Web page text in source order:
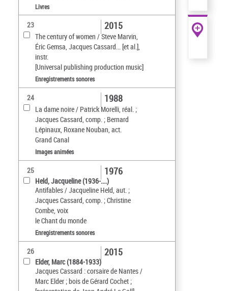
Livres
23
The century of women / Steve Marvin,
Éric Gemsa, Jacques Cassard... [et al.],
instr.
[Universal publishing production music]
2015
Enregistrements sonores
24
La dame noire / Patrick Morelli, réal. ;
Jacques Cassard, comp. ; Bernard
Lépinaux, Roxane Nouban, act.
Grand Canal
1988
Images animées
25
Held, Jacqueline (1936-....)
Antifables / Jacqueline Held, aut. ;
Jacques Cassard, comp. ; Christine
Combe, voix
le Chant du monde
1976
Enregistrements sonores
26
Elder, Marc (1884-1933)
Jacques Cassard : corsaire de Nantes /
Marc Elder ; bois de Gérard Cochet ;
2015